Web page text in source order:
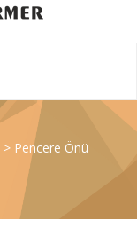
> Pencere Önü